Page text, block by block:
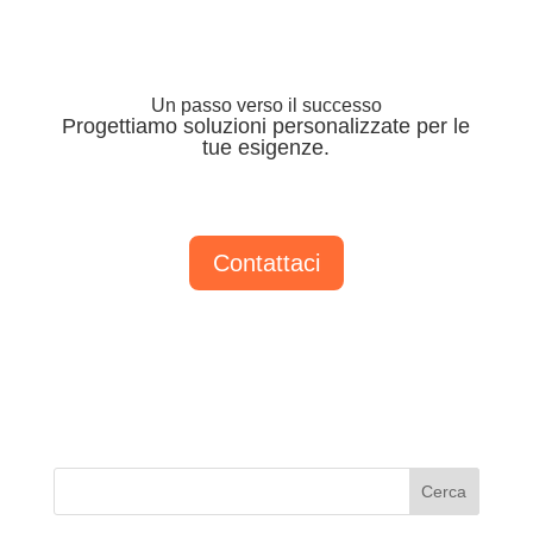
Un passo verso il successo
Progettiamo soluzioni personalizzate per le
tue esigenze.
Contattaci
Cerca